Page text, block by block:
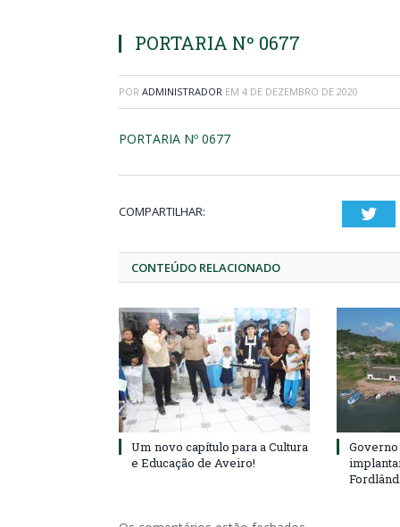
PORTARIA Nº 0677
POR ADMINISTRADOR EM 4 DE DEZEMBRO DE 2020
PORTARIA Nº 0677
COMPARTILHAR:
CONTEÚDO RELACIONADO
Um novo capítulo para a Cultura
e Educação de Aveiro!